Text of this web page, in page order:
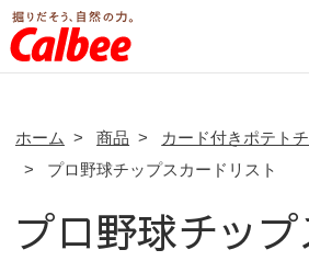
ホーム > 商品 >
カード付きポテト
>
プロ野球チップスカードリスト
プロ野球チップ